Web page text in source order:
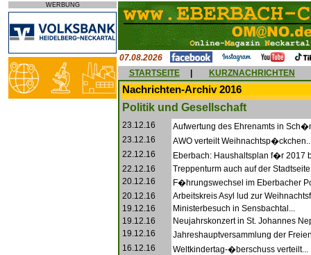
WERBUNG
07.08.2026
STARTSEITE
KURZNACHRICHTEN
Nachrichten-Archiv 2016
Politik und Gesellschaft
23.12.16
Aufwertung des Ehrenamts in
23.12.16
AWO verteilt
22.12.16
Eberbach: Haushaltsplan f�r 2017
22.12.16
Treppenturm auch auf der
20.12.16
F�hrungswechsel im Eberbacher
20.12.16
Arbeitskreis Asyl lud zur
19.12.16
Ministerbesuch in Sensbachtal...
19.12.16
Neujahrskonzert in St. Johannes
19.12.16
Jahreshauptversammlung der
16.12.16
Weltkindertag-�berschuss verteilt...